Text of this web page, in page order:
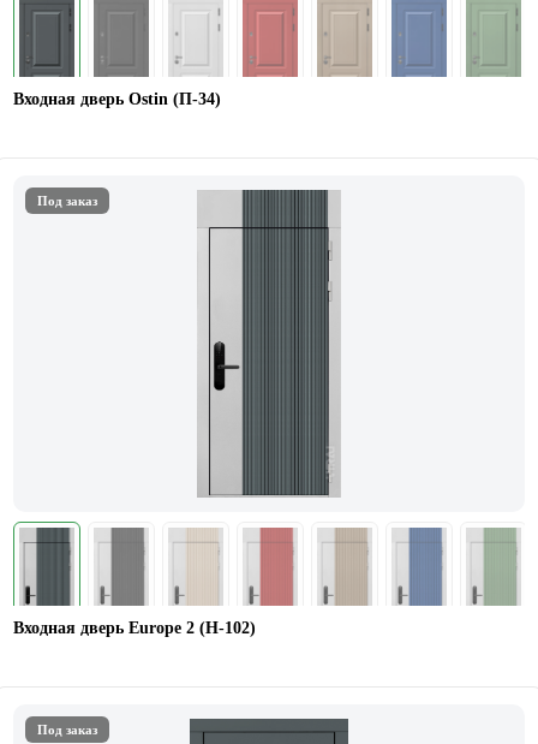
Входная дверь Ostin (П-34)
Под заказ
Входная дверь Europe 2 (Н-102)
Под заказ